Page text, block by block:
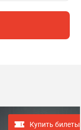
Купить билеты